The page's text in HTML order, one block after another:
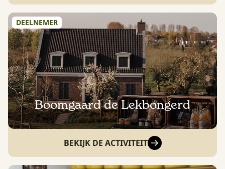
DEELNEMER
Boomgaard de Lekbongerd
BEKIJK DE ACTIVITEIT